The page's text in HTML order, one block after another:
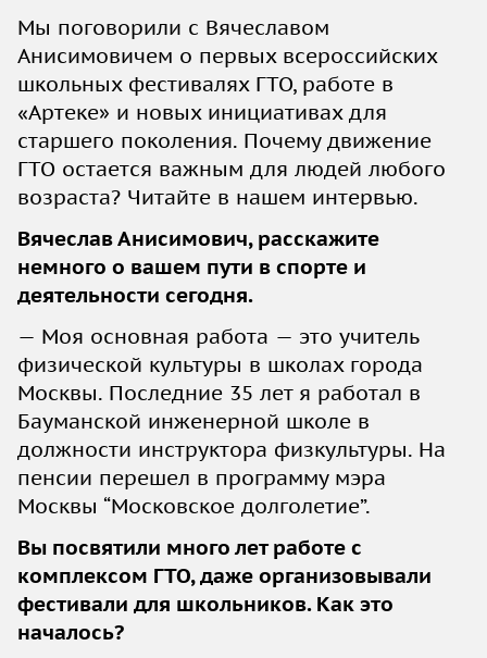
Мы поговорили с Вячеславом
Анисимовичем о первых всероссийских
школьных фестивалях ГТО, работе в
«Артеке» и новых инициативах для
старшего поколения. Почему движение
ГТО остается важным для людей любого
возраста? Читайте в нашем интервью.
Вячеслав Анисимович, расскажите
немного о вашем пути в спорте и
деятельности сегодня.
— Моя основная работа — это учитель
физической культуры в школах города
Москвы. Последние 35 лет я работал в
Бауманской инженерной школе в
должности инструктора физкультуры. На
пенсии перешел в программу мэра
Москвы “Московское долголетие”.
Вы посвятили много лет работе с
комплексом ГТО, даже организовывали
фестивали для школьников. Как это
началось?